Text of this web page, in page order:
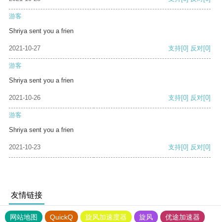
游客
Shriya sent you a frien
2021-10-27 支持[0] 反对[0]
游客
Shriya sent you a frien
2021-10-26 支持[0] 反对[0]
游客
Shriya sent you a frien
2021-10-23 支持[0] 反对[0]
友情链接
网站地图 QuickQ 旋风加速度器 旋风
优途加速器